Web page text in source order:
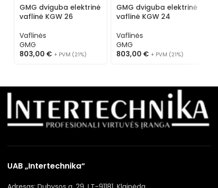
GMG dviguba elektrinė
vaflinė KGW 26
Vaflinės
GMG
803,00 € + PVM (21%)
GMG dviguba elektrinė
vaflinė KGW 24
Vaflinės
GMG
803,00 € + PVM (21%)
UAB „Intertechnika“